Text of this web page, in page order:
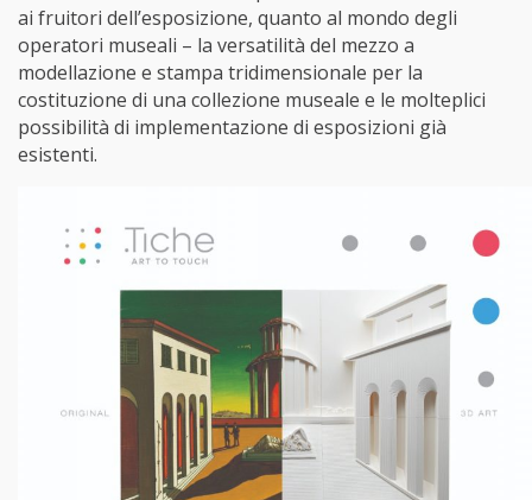
ai fruitori dell’esposizione, quanto al mondo degli
operatori museali – la versatilità del mezzo a
modellazione e stampa tridimensionale per la
costituzione di una collezione museale e le molteplici
possibilità di implementazione di esposizioni già
esistenti.